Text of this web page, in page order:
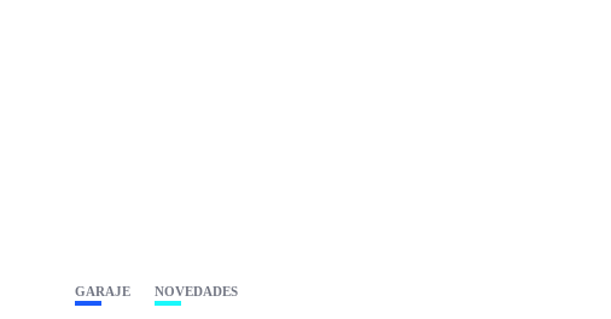
GARAJE NOVEDADES